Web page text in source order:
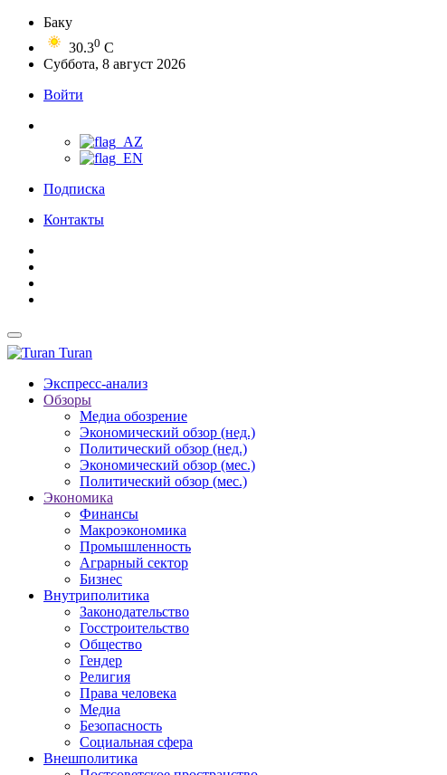
Баку
30.30 C
Суббота, 8 август 2026
Войти
Подписка
Контакты
Turan
Экспресс-анализ
Обзоры
Медиа обозрение
Экономический обзор (нед.)
Политический обзор (нед.)
Экономический обзор (мес.)
Политический обзор (мес.)
Экономика
Финансы
Макроэкономика
Промышленность
Аграрный сектор
Бизнес
Внутриполитика
Законодательство
Госстроительство
Общество
Гендер
Религия
Права человека
Медиа
Безопасность
Социальная сфера
Внешполитика